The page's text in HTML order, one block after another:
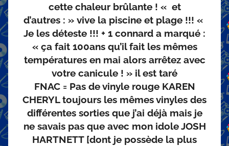
cette chaleur brûlante ! « et
d’autres : » vive la piscine et plage !!! «
Je les déteste !!! + 1 connard a marqué :
« ça fait 100ans qu’il fait les mêmes
températures en mai alors arrêtez avec
votre canicule ! » il est taré
FNAC = Pas de vinyle rouge KAREN
CHERYL toujours les mêmes vinyles des
différentes sorties que j’ai déjà mais je
ne savais pas que avec mon idole JOSH
HARTNETT [dont je possède la plus